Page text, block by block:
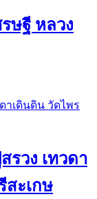
ษฐี หลวง
รวง เทวดา
ะเกษ